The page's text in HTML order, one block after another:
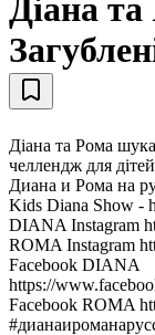
Діана
Діана та Рома
челлендж для
Диана и Рома на
Kids Diana Show -
DIANA Instagram
ROMA Instagram
Facebook DIANA
https://
Facebook ROMA